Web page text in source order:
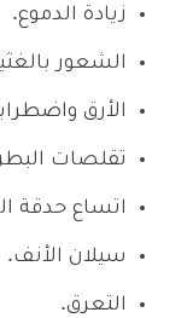
زيادة الدموع.
الشعور
الأرق
تقلصات
اتساع حدقة
سيلان الأنف.
التعرق.